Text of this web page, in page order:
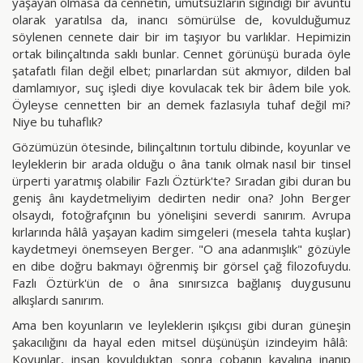
olarak yaratılsa da, inancı sömürülse de, kovulduğumuz
söylenen cennete dair bir im taşıyor bu varlıklar. Hepimizin
ortak bilinçaltında saklı bunlar. Cennet görünüşü burada öyle
şatafatlı filan değil elbet; pınarlardan süt akmıyor, dilden bal
damlamıyor, suç işledi diye kovulacak tek bir âdem bile yok.
Öyleyse cennetten bir an demek fazlasıyla tuhaf değil mi?
Niye bu tuhaflık?
Gözümüzün ötesinde, bilinçaltının tortulu dibinde, koyunlar ve
leyleklerin bir arada olduğu o âna tanık olmak nasıl bir tinsel
ürperti yaratmış olabilir Fazlı Öztürk'te? Sıradan gibi duran bu
geniş ânı kaydetmeliyim dedirten nedir ona? John Berger
olsaydı, fotoğrafçının bu yönelişini severdi sanırım. Avrupa
kırlarında hâlâ yaşayan kadim simgeleri (mesela tahta kuşlar)
kaydetmeyi önemseyen Berger. "O ana adanmışlık" gözüyle
en dibe doğru bakmayı öğrenmiş bir görsel çağ filozofuydu.
Fazlı Öztürk'ün de o âna sınırsızca bağlanış duygusunu
alkışlardı sanırım.
Ama ben koyunların ve leyleklerin ışıkçısı gibi duran güneşin
şakacılığını da hayal eden mitsel düşünüşün izindeyim hâlâ:
Koyunlar, insan kovulduktan sonra çobanın kavalına inanıp